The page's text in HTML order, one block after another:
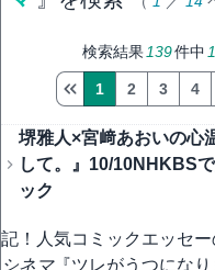
検索結果 139件中 1
1 2 3 4
堺雅人×宮﨑あおいの心
して。』10/10NHKBS
ック
記！人気コミックエッセ
シネマ『ツレがうつにな